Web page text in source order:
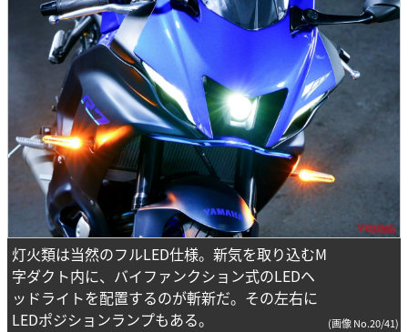
灯火類は当然のフルLED仕様。新気を取り込むM
字ダクト内に、バイファンクション式のLEDヘ
ッドライトを配置するのが斬新だ。その左右に
LEDポジションランプもある。
(画像 No.20/41)